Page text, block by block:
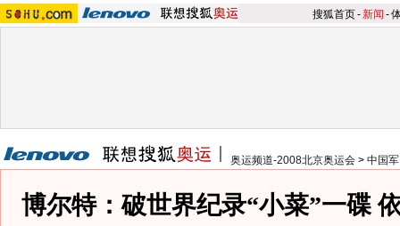
搜狐首页-新闻 -
奥运频道-2008北京奥运会 > 中国
博尔特：破世界纪录“小菜”一碟